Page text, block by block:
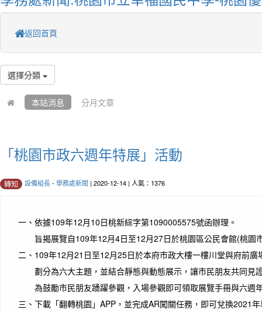
返回首頁
選擇分類
本站消息 分月文章
「桃園市政六週年特展」活動
轉知 設備組長- 學務處新聞 | 2020-12-14 | 人氣：1376
一、 依據109年12月10日桃新綜字第1090005575號函辦理。
二、
旨揭展覽自109年12月4日至12月27日於桃園區公民會館(桃園
109年12月21日至12月25日於本府市政大樓一樓川堂與府前廣
劃分為六大主題，並結合靜態與動態展示，讓市民朋友共同見
三、
為鼓勵市民朋友踴躍參觀，入場參觀即可領取展覽手冊與六週
下載「翻轉桃園」APP，並完成AR闖關任務，即可兌換2021